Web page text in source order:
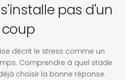
pas d'un
coup
décrit le stress comme un
Comprendre à quel stade
choisir la bonne réponse.